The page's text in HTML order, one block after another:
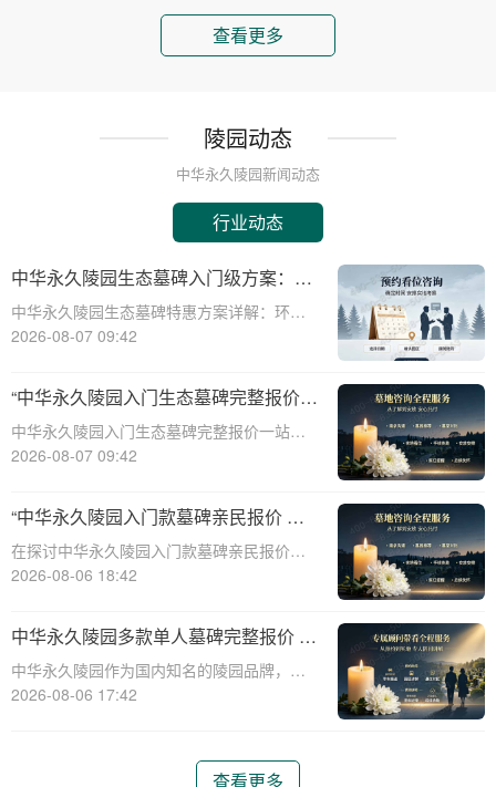
查看更多
陵园动态
中华永久陵园新闻动态
行业动态
中华永久陵园生态墓碑入门级方案：完
整报价与一站式服务打包特惠解析
中华永久陵园生态墓碑特惠方案详解：环
保、经济、个性化选择☎ 中华永久陵园电
提升，选择一个环保且经济的陵园及墓碑成
为许多家庭的考虑。中华永久陵园，作
2026-08-07 09:42
“中华永久陵园入门生态墓碑完整报价
一站式服务打包特惠详解”
中华永久陵园入门生态墓碑完整报价一站式
服务打包特惠详解☎ 中华永久陵园电话:400-
之一，一直致力于提供高品质、个性化的墓
碑服务。生态墓碑作为一种环保、
2026-08-07 09:42
“中华永久陵园入门款墓碑亲民报价 一
次性付清享折上折：超值优惠与便捷选
择的完美结合”
在探讨中华永久陵园入门款墓碑亲民报价这
一主题时，我们首先需要理解墓碑选择的重
对逝者的纪念，也是对生者情感的寄托。因
此，选择一款既符合预算又具有纪念意义的
墓碑显得尤
2026-08-06 18:42
中华永久陵园多款单人墓碑完整报价 淡
季下单直降数千元详解
中华永久陵园作为国内知名的陵园品牌，提
供多种单人墓碑选择，满足不同客户的需
元的优惠政策，帮助消费者做出明智的选
2026-08-06 17:42
查看更多